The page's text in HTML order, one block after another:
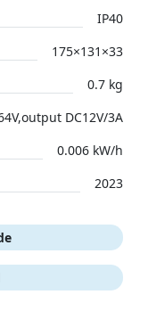
IP40
175×131×33
0.7 kg
DC12V/3A
0.006 kW/h
2023